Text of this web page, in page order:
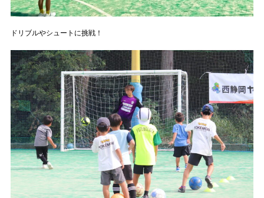
ドリブルやシュートに挑戦！